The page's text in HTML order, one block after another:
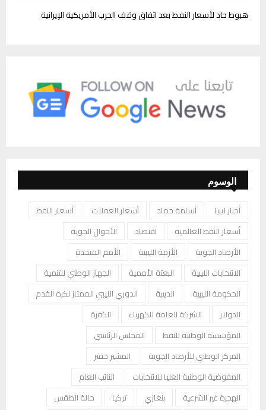
هبوط حاد لأسعار النفط بعد اتفاق وقف الحرب الأمريكية الإيرانية
الوسوم
أخبار ليبيا أسامة حماد أسعار العملات
أسعار النفط
أسعار النفط العالمية
اقتصاد
الأحوال الجوية
الأرصاد الجوية
الأزمة الليبية
الأمم المتحدة
الانتخابات الليبية
البعثة الأممية
الجهاز الوطني للتنمية
الحكومة الليبية
الدبيبة
الدوري الليبي الممتاز لكرة القدم
الدولار
الشركة العامة للكهرباء
الكفرة
المؤسسة الوطنية للنفط
المجلس الرئاسي
المركز الوطني للأرصاد الجوية
المشير حفتر
المفوضية الوطنية العليا للانتخابات
النائب العام
الهجرة غير الشرعية
بنغازي تركيا
حالة الطقس